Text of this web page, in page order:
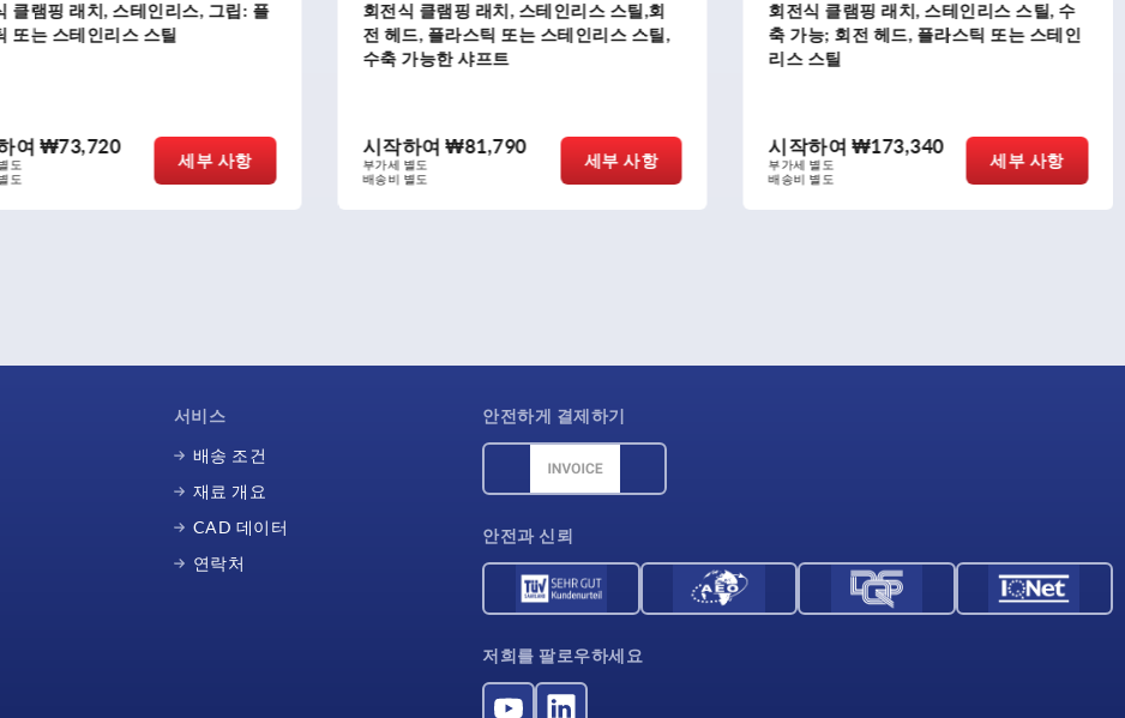
회전식 클램핑 래치, 스테인리스 스틸,회
전 헤드, 플라스틱 또는 스테인리스 스틸,
시작하여₩81,790
부가세 별도
배송비 별도
세부 사항
회전식 클램핑 래치, 스테인리스 스틸, 수
축 가능; 회전 헤드, 플라스틱 또는 스테인
리스 스틸
시작하여₩173,340
부가세 별도
배송비 별도
세부 사항
회전식 클램핑 래치, 오목 그립 있음
시작하여₩174,070
부가세 별도
배송비 별도
세부 사항
서비스
배송 조건
재료 개요
CAD 데이터
연락처
안전하게 결제하기
안전과 신뢰
저희를 팔로우하세요